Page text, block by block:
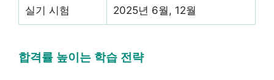
실기 시험 2025년 6월, 12월
합격률 높이는 학습 전략